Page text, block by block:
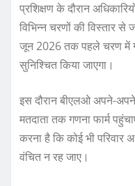
प्रशिक्षण के दौरान
विभिन्न चरणों की विस्तार
जून 2026 तक पहले चरण में
सुनिश्चित किया जाएगा।
इस दौरान बीएलओ अपने-
मतदाता तक गणना फार्म
करना है कि कोई भी परिवार
वंचित न रह जाए।